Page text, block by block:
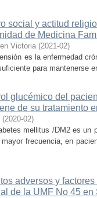
social y actitud
de Medicina
Victoria (2021-02)
es la enfermedad
para mantenerse
glucémico del
de su tratamiento
(2020-02)
mellitus /DM2 es
frecuencia, en
adversos y
de la UMF No 45 en